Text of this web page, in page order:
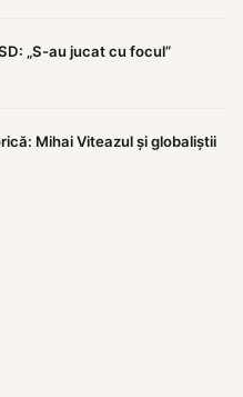
„S-au jucat cu focul”
Mihai Viteazul și globaliștii